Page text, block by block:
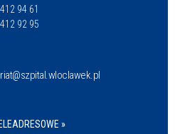
94 61
92 95
»